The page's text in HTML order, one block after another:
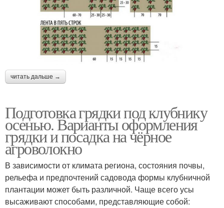
читать дальше →
Подготовка грядки под клубнику
осенью. Варианты оформления
грядки и посадка на чёрное
агроволокно
В зависимости от климата региона, состояния почвы,
рельефа и предпочтений садовода формы клубничной
плантации может быть различной. Чаще всего усы
высаживают способами, представляющие собой: